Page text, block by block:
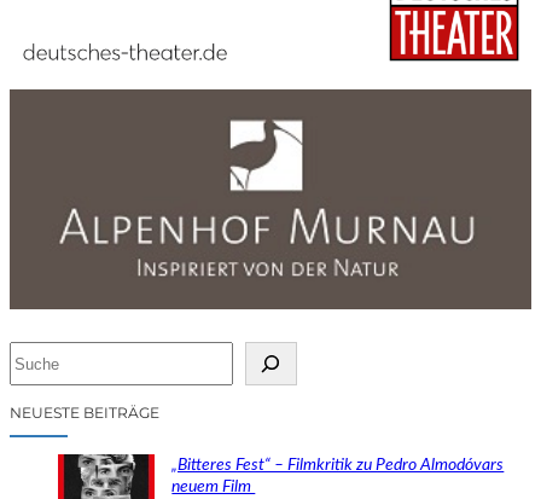
cNEUESTE BEITRÄGE
„Bitteres Fest“ – Filmkritik zu Pedro Almodóvars
neuem Film